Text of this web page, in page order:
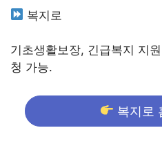
복지로
기초생활보장, 긴급복지 지
청 가능.
복지로